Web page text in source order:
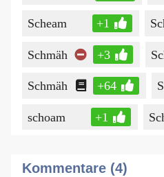
Scheam +1
Schmäh +3
Schmäh +64
schoam +1
Kommentare (4)